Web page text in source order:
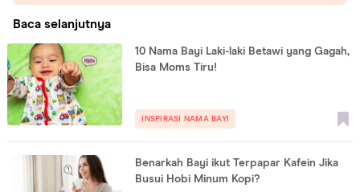
Baca selanjutnya
10 Nama Bayi Laki-laki Betawi yang Gagah,
Bisa Moms Tiru!
INSPIRASI NAMA BAYI
Benarkah Bayi ikut Terpapar Kafein Jika
Busui Hobi Minum Kopi?